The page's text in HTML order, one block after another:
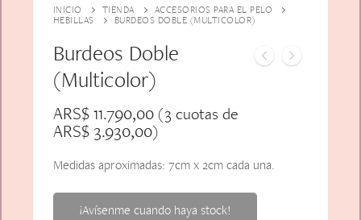
INICIO TIENDA
ACCESORIOS PARA EL PELO
HEBILLAS
BURDEOS DOBLE (MULTICOLOR)
Burdeos Doble
(Multicolor)
ARS$11.790,00(3 cuotas de
ARS$3.930,00)
Medidas aproximadas: 7cm x 2cm cada una.
¡Avísenme cuando haya stock!